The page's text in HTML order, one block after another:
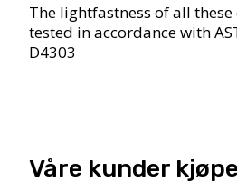
The lightfastness of all
tested in accordance with
D4303
Våre kunder